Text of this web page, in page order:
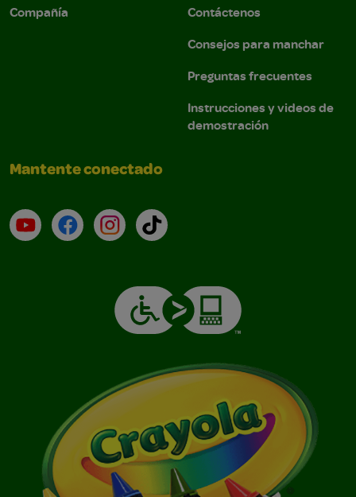
Compañía
Contáctenos
Consejos para manchar
Preguntas frecuentes
Instrucciones y videos de
demostración
Mantente conectado
YouTube (en inglés)
Facebook (en inglés)
Instagram (en inglés)
TikTok